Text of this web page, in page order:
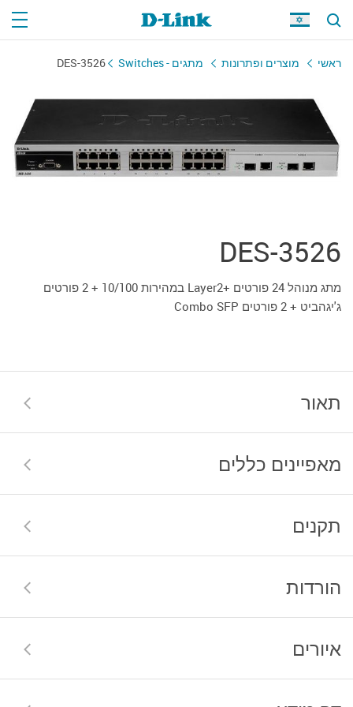
ראשי מוצרים ופתרונות מתגים - Switches DES-3526
DES-3526
מתג מנוהל 24 פורטים +Layer2 במהירות 10/100 + 2 פורטים
ג'יגהביט + 2 פורטים Combo SFP
תאור
מאפיינים כללים
תקנים
הורדות
איורים